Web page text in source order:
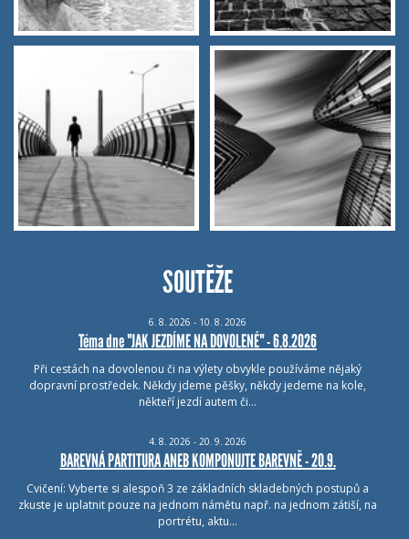
SOUTĚŽE
6. 8. 2026 - 10. 8. 2026
Téma dne "JAK JEZDÍME NA DOVOLENÉ" - 6.8.2026
Při cestách na dovolenou či na výlety obvykle používáme nějaký
dopravní prostředek. Někdy jdeme pěšky, někdy jedeme na kole,
někteří jezdí autem či…
4. 8. 2026 - 20. 9. 2026
BAREVNÁ PARTITURA ANEB KOMPONUJTE BAREVNĚ - 20.9.
Cvičení: Vyberte si alespoň 3 ze základních skladebných postupů a
zkuste je uplatnit pouze na jednom námětu např. na jednom zátiší, na
portrétu, aktu…